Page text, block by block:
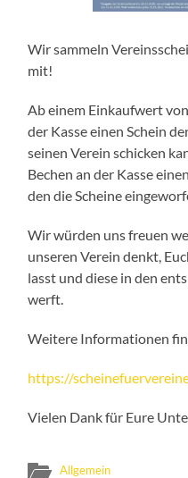
Wir sammeln
mit!
Ab einem Einkaufwert
der Kasse einen Schein
seinen Verein schicken
Bechen an der Kasse
den die Scheine
Wir würden uns freuen
unseren Verein denkt,
lasst und diese in den
werft.
Weitere Informationen
https://
Vielen Dank für Eure
Allgemein